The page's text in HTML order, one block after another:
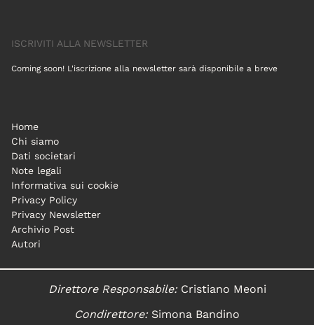
ISCRIVITI ALLA NEWSLETTER
Coming soon! L'iscrizione alla newsletter sarà disponibile a breve
Home
Chi siamo
Dati societari
Note legali
Informativa sui cookie
Privacy Policy
Privacy Newsletter
Archivio Post
Autori
Direttore Responsabile:Cristiano Meoni
Condirettore:Simona Bandino